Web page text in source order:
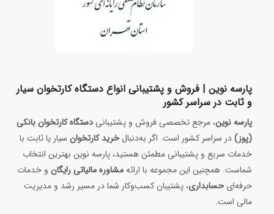
پارسه نوین | فروش و پشتیبانی انواع دستگاه کارتخوان سیار
و ثابت در سراسر کشور
پارسه نوین، مرجع تخصصی فروش و پشتیبانیدستگاه کارتخوان بانکی
(پوز)در سراسر کشور است. اگر به‌دنبالخرید کارتخوان سیار یا ثابت با
خدمات سریع و پشتیبانی مطمئن هستید، پارسه نوین بهترین انتخاب
شماست. همچنین این مجموعه با ارائهمشاوره مالیاتی رایگان و خدمات
حرفه‌ایحسابداری، پشتیبان کسب‌وکار شما در مسیر رشد و مدیریت
مالی است.